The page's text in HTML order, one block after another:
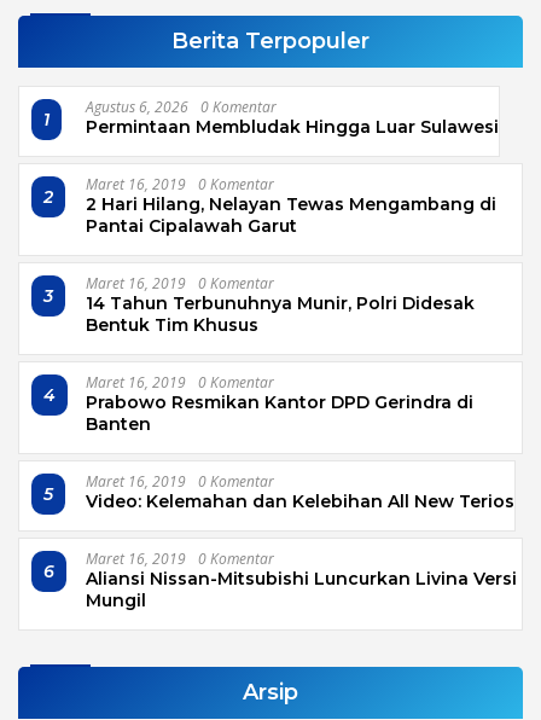
Berita Terpopuler
1
Agustus 6, 2026 0 Komentar
Permintaan Membludak Hingga Luar Sulawesi
2
Maret 16, 2019 0 Komentar
2 Hari Hilang, Nelayan Tewas Mengambang di
Pantai Cipalawah Garut
3
Maret 16, 2019 0 Komentar
14 Tahun Terbunuhnya Munir, Polri Didesak
Bentuk Tim Khusus
4
Maret 16, 2019 0 Komentar
Prabowo Resmikan Kantor DPD Gerindra di
Banten
5
Maret 16, 2019 0 Komentar
Video: Kelemahan dan Kelebihan All New Terios
6
Maret 16, 2019 0 Komentar
Aliansi Nissan-Mitsubishi Luncurkan Livina Versi
Mungil
Arsip